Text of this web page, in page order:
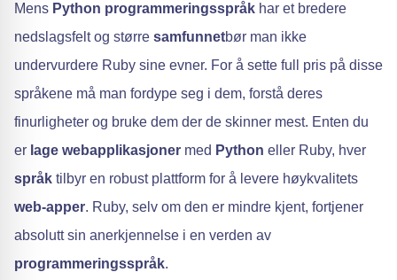
Mens Python programmeringsspråk har et bredere
nedslagsfelt og større samfunnetbør man ikke
undervurdere Ruby sine evner. For å sette full pris på disse
språkene må man fordype seg i dem, forstå deres
finurligheter og bruke dem der de skinner mest. Enten du
er lage webapplikasjoner med Python eller Ruby, hver
språk tilbyr en robust plattform for å levere høykvalitets
web-apper. Ruby, selv om den er mindre kjent, fortjener
absolutt sin anerkjennelse i en verden av
programmeringsspråk.